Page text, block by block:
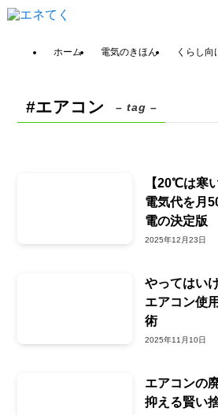
ホーム 電気のきほん くらし向
#エアコン – tag –
【20℃は寒
電気代を月
電の決定版
2025年12月23日
やってはい
エアコン使
術
2025年11月10日
エアコンの
抑える賢い